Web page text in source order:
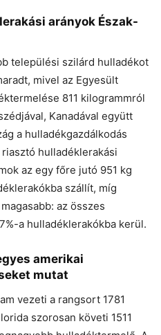
arányok Észak-
települési szilárd hulladékot
mivel az Egyesült
811 kilogrammról
Kanadával együtt
a hulladékgazdálkodás
hulladéklerakási
az egy főre jutó 951 kg
szállít, míg
az összes
a hulladéklerakókba kerül.
amerikai
mutat
vezeti a rangsort 1781
szorosan követi 1511